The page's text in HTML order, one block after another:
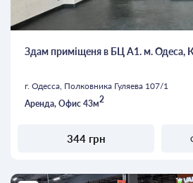
Здам приміщеня в БЦ А1. м. Одеса,
г. Одесса, Полковника Гуляева 107/1
Аренда, Офис 43м2
344 грн